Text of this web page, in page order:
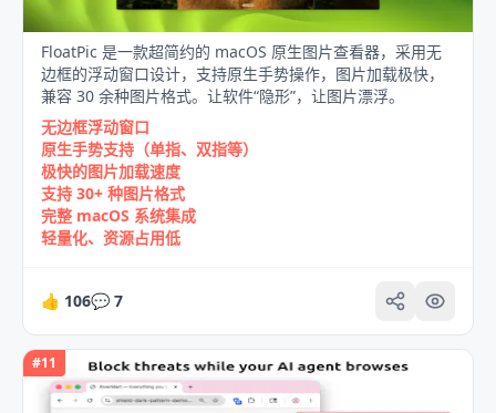
FloatPic 是一款超简约的 macOS 原生图片查看器，采用无
边框的浮动窗口设计，支持原生手势操作，图片加载极快，
兼容 30 余种图片格式。让软件“隐形”，让图片漂浮。
无边框浮动窗口
原生手势支持（单指、双指等）
极快的图片加载速度
支持 30+ 种图片格式
完整 macOS 系统集成
轻量化、资源占用低
👍 106💬 7
#11